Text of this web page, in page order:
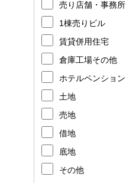
売り店舗・事務所
1棟売りビル
賃貸併用住宅
倉庫工場その他
ホテルペンション
土地
売地
借地
底地
その他